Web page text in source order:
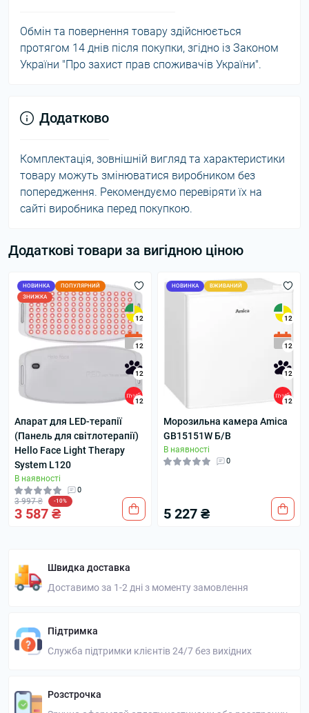
Обмін та повернення товару здійснюється
протягом 14 днів після покупки, згідно із Законом
України "Про захист прав споживачів України".
Додатково
Комплектація, зовнішній вигляд та характеристики
товару можуть змінюватися виробником без
попередження. Рекомендуємо перевіряти їх на
сайті виробника перед покупкою.
Додаткові товари за вигідною ціною
НОВИНКА
ПОПУЛЯРНИЙ
ЗНИЖКА
12
12
12
12
Апарат для LED-терапії
(Панель для світлотерапії)
Hello Face Light Therapy
System L120
В наявності
0
3 997 ₴ -10%
3 587 ₴
НОВИНКА ВЖИВАНИЙ
12
12
12
12
Морозильна камера Amica
GB15151W Б/В
В наявності
0
5 227 ₴
Швидка доставка
Доставимо за 1-2 дні з моменту замовлення
Підтримка
Служба підтримки клієнтів 24/7 без вихідних
Розстрочка